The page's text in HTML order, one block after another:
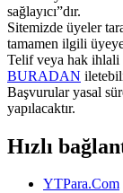
sağlayıcı”dır.
Sitemizde üyeler
tamamen ilgili
Telif veya hak ihlali
BURADAN
Başvurular yasal
yapılacaktır.
Hızlı
YTPara.Com